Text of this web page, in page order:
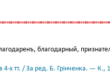
благодарный,
4-х тт. / За ред. Б. Грінченка. —